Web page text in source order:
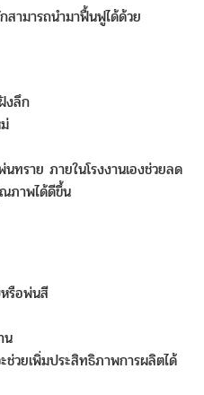
สามารถนำมาฟื้นฟูได้ด้วย
งลึก
ทราย ภายในโรงงานเองช่วยลด
ภาพได้ดีขึ้น
รือพ่นสี
น
วยเพิ่มประสิทธิภาพการผลิตได้